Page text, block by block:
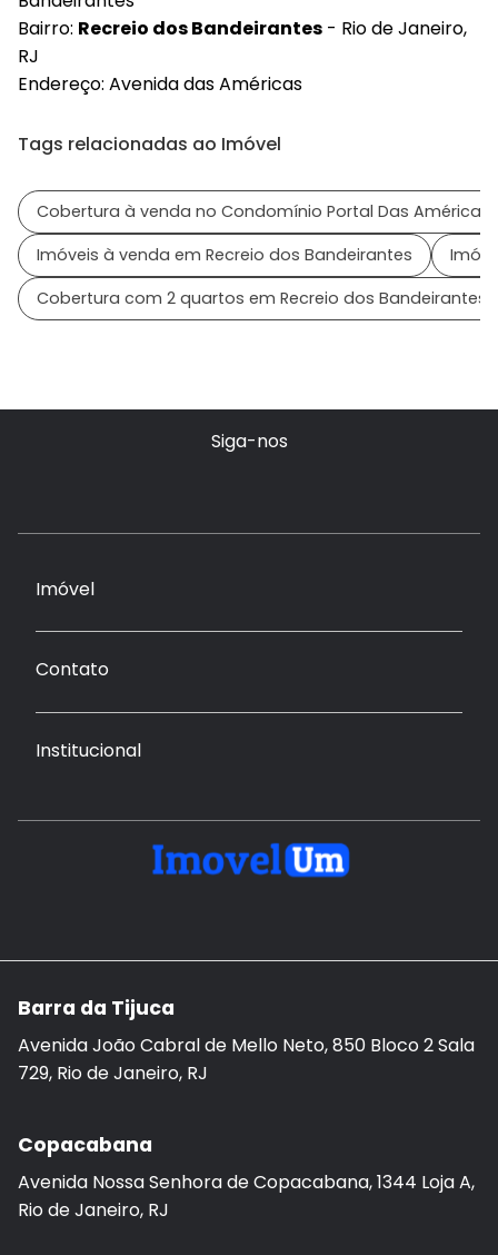
Bairro: Recreio dos Bandeirantes - Rio de Janeiro,
RJ
Endereço: Avenida das Américas
Tags relacionadas ao Imóvel
Cobertura à venda no Condomínio Portal Das Américas
Imóveis à venda em Recreio dos Bandeirantes
Cobertura com 2 quartos em Recreio dos Bandeirantes
Siga-nos
Imóvel
Contato
Institucional
Barra da Tijuca
Avenida João Cabral de Mello Neto, 850 Bloco 2 Sala
729, Rio de Janeiro, RJ
Copacabana
Avenida Nossa Senhora de Copacabana, 1344 Loja A,
Rio de Janeiro, RJ